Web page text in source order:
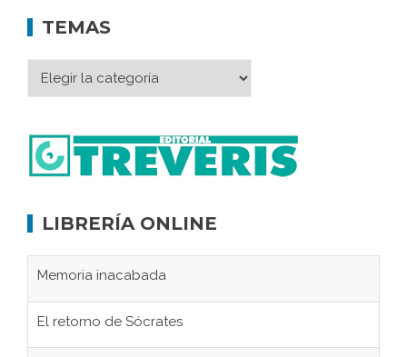
TEMAS
LIBRERÍA ONLINE
Memoria inacabada
El retorno de Sócrates